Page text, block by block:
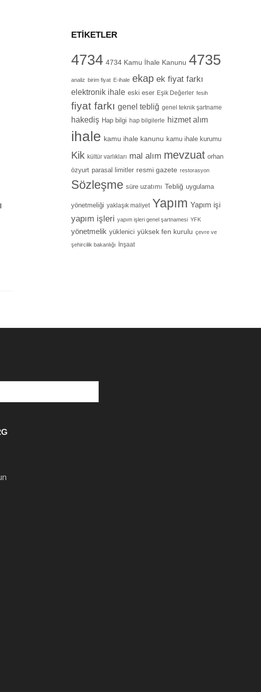
ETIKETLER
4734 4734 Kamu İhale Kanunu 4735
analiz birim fiyat E-ihale ekap ek fiyat farkı
elektronik ihale eski eser Eşik Değerler fesih
fiyat farkı genel tebliğ genel teknik şartname
hakediş Hap bilgi hap bilgilerle hizmet alım
ihale kamu ihale kanunu kamu ihale kurumu
Kik kültür varlıkları mal alım mevzuat orhan
özyurt parasal limitler resmi gazete restorasyon
Sözleşme süre uzatımı Tebliğ uygulama
yönetmeliği yaklaşık maliyet Yapım Yapım işi
yapım işleri yapım işleri genel şartnamesi YFK
yönetmelik yüklenici yüksek fen kurulu çevre ve
şehircilik bakanlığı İnşaat